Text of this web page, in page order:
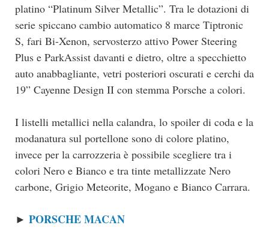
platino “Platinum Silver Metallic”. Tra le dotazioni di
serie spiccano cambio automatico 8 marce Tiptronic
S, fari Bi-Xenon, servosterzo attivo Power Steering
Plus e ParkAssist davanti e dietro, oltre a specchietto
auto anabbagliante, vetri posteriori oscurati e cerchi da
19” Cayenne Design II con stemma Porsche a colori.
I listelli metallici nella calandra, lo spoiler di coda e la
modanatura sul portellone sono di colore platino,
invece per la carrozzeria è possibile scegliere tra i
colori Nero e Bianco e tra tinte metallizzate Nero
carbone, Grigio Meteorite, Mogano e Bianco Carrara.
► PORSCHE MACAN